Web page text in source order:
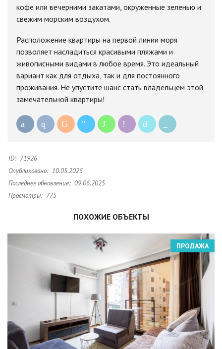
кофе или вечерними закатами, окруженные зеленью и
свежим морским воздухом.
Расположение квартиры на первой линии моря
позволяет насладиться красивыми пляжами и
живописными видами в любое время. Это идеальный
вариант как для отдыха, так и для постоянного
проживания. Не упустите шанс стать владельцем этой
замечательной квартиры!
ID: 71926
Опубликовано: 10.05.2025
Последнее обновление: 09.06.2025
Просмотры: 775
ПОХОЖИЕ ОБЪЕКТЫ
ПРОДАЖА